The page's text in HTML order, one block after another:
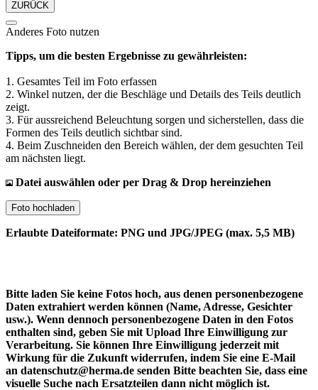
ZURÜCK
Anderes Foto nutzen
Tipps, um die besten Ergebnisse zu gewährleisten:
1. Gesamtes Teil im Foto erfassen
2. Winkel nutzen, der die Beschläge und Details des Teils deutlich
zeigt.
3. Für aussreichend Beleuchtung sorgen und sicherstellen, dass die
Formen des Teils deutlich sichtbar sind.
4. Beim Zuschneiden den Bereich wählen, der dem gesuchten Teil
am nächsten liegt.
Datei auswählen oder per Drag & Drop hereinziehen
Foto hochladen
Erlaubte Dateiformate: PNG und JPG/JPEG (max. 5,5 MB)
Bitte laden Sie keine Fotos hoch, aus denen personenbezogene
Daten extrahiert werden können (Name, Adresse, Gesichter
usw.). Wenn dennoch personenbezogene Daten in den Fotos
enthalten sind, geben Sie mit Upload Ihre Einwilligung zur
Verarbeitung. Sie können Ihre Einwilligung jederzeit mit
Wirkung für die Zukunft widerrufen, indem Sie eine E-Mail
an datenschutz@herma.de senden Bitte beachten Sie, dass eine
visuelle Suche nach Ersatzteilen dann nicht möglich ist.